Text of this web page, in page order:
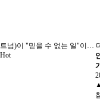
트넘)이 "믿을 수 없는 일"이…
Hot